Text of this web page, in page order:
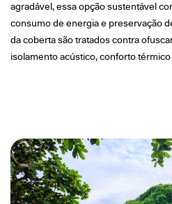
agradável, essa opção sustentável
consumo de energia e preservação
da coberta são tratados contra
isolamento acústico, conforto